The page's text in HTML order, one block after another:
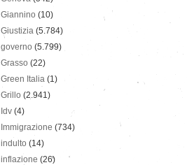
Giannino (10)
Giustizia (5.784)
governo (5.799)
Grasso (22)
Green Italia (1)
Grillo (2.941)
Idv (4)
Immigrazione (734)
indulto (14)
inflazione (26)